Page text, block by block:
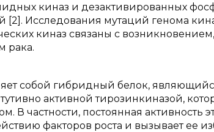
киназ и дезактивированных
Исследования мутаций генома
киназ связаны с
рака.
собой гибридный белок,
активной тирозинкиназой,
В частности, постоянная активность
факторов роста и вызывает ее